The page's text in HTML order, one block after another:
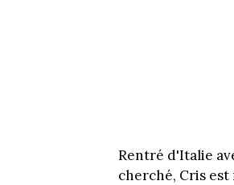
Rentré d'Italie
cherché, Cris